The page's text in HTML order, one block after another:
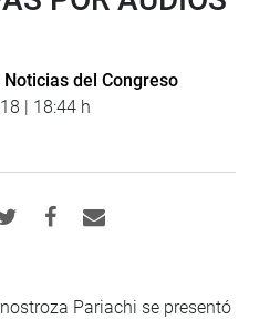
del Congreso
| 18:44 h
Pariachi se presentó